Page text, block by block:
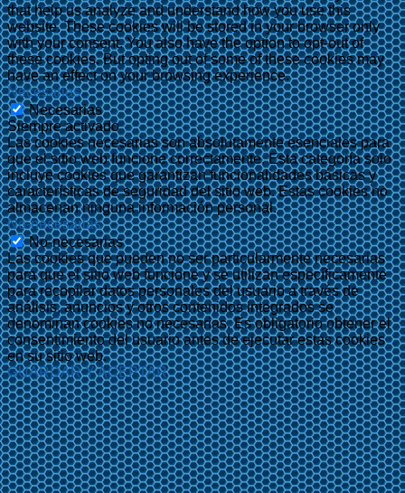
that help us analyze and understand how you use this
website. These cookies will be stored in your browser only
with your consent. You also have the option to opt-out of
these cookies. But opting out of some of these cookies may
have an effect on your browsing experience.
Necesarias
Necesarias
Siempre activado
Las cookies necesarias son absolutamente esenciales para
que el sitio web funcione correctamente. Esta categoría solo
incluye cookies que garantizan funcionalidades básicas y
características de seguridad del sitio web. Estas cookies no
almacenan ninguna información personal.
No-necesarias
No-necesarias
Las cookies que pueden no ser particularmente necesarias
para que el sitio web funcione y se utilizan específicamente
para recopilar datos personales del usuario a través de
análisis, anuncios y otros contenidos integrados se
denominan cookies no necesarias. Es obligatorio obtener el
consentimiento del usuario antes de ejecutar estas cookies
en su sitio web.
GUARDAR Y ACEPTAR